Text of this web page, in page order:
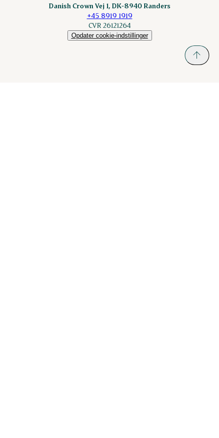
Danish Crown Vej 1, DK-8940 Randers
+45 8919 1919
CVR 26121264
Opdater cookie-indstillinger